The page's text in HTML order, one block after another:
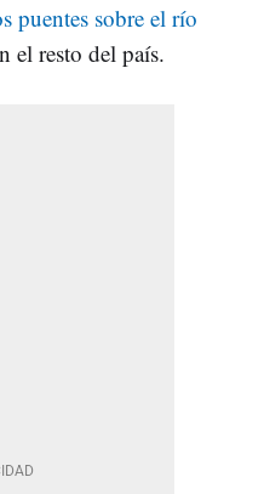
puentes sobre el río
el resto del país.